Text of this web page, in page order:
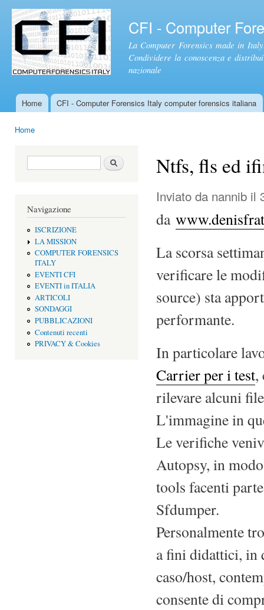
CFI - Computer
La Computer Forensics made in
Condividere la conoscenza e
nazionale
Menu principale
Home CFI - Computer Forensics Italy computer forensics italiana
Home
Form di ricerca Cerca
Navigazione
ISCRIZIONE
LA MISSION
COMPUTER FORENSICS
ITALY
EVENTI CFI
EVENTI in ITALIA
ARTICOLI
SONDAGGI
PUBBLICAZIONI
Contenuti recenti
PRIVACY & Cookies
Ntfs, fls ed
Inviato da nannib il
da
La scorsa
verificare le
source) sta
performante.
In particolare
Carrier per i test,
rilevare alcuni
L'immagine in
Le verifiche
Autopsy, in
tools facenti
Sfdumper.
Personalmente
a fini didattici, in
caso/host,
consente di